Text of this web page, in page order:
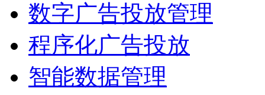
数字广告投放管理
程序化广告投放
智能数据管理